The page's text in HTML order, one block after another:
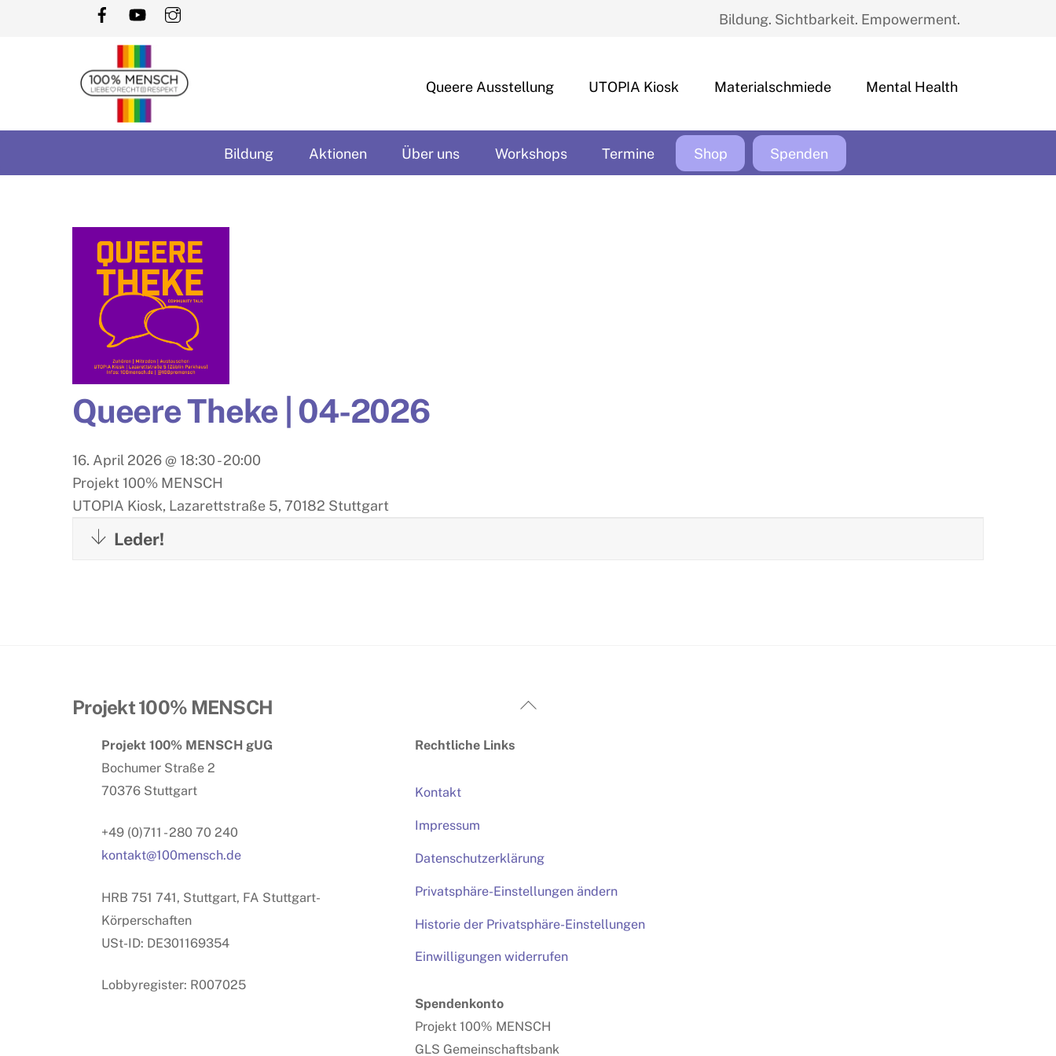
Bildung. Sichtbarkeit. Empowerment.
Queere Ausstellung UTOPIA Kiosk Materialschmiede Mental Health
Bildung Aktionen Über uns Workshops Termine Shop Spenden
Queere Theke | 04-2026
16. April 2026 @ 18:30-20:00
Projekt 100% MENSCH
UTOPIA Kiosk, Lazarettstraße 5, 70182 Stuttgart
Leder!
Back
Projekt 100% MENSCH
Projekt 100% MENSCH gUG
Bochumer Straße 2
70376 Stuttgart
+49 (0)711 - 280 70 240
kontakt@100mensch.de
HRB 751 741, Stuttgart, FA Stuttgart-
Körperschaften
USt-ID: DE301169354
Lobbyregister: R007025
Rechtliche Links
Kontakt
Impressum
Datenschutzerklärung
Privatsphäre-Einstellungen ändern
Historie der Privatsphäre-Einstellungen
Einwilligungen widerrufen
Spendenkonto
Projekt 100% MENSCH
GLS Gemeinschaftsbank